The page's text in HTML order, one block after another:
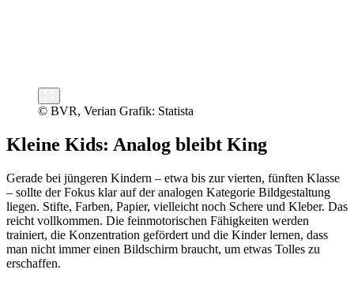
© BVR, Verian Grafik: Statista
Kleine Kids: Analog bleibt King
Gerade bei jüngeren Kindern – etwa bis zur vierten, fünften Klasse
– sollte der Fokus klar auf der analogen Kategorie Bildgestaltung
liegen. Stifte, Farben, Papier, vielleicht noch Schere und Kleber. Das
reicht vollkommen. Die feinmotorischen Fähigkeiten werden
trainiert, die Konzentration gefördert und die Kinder lernen, dass
man nicht immer einen Bildschirm braucht, um etwas Tolles zu
erschaffen.